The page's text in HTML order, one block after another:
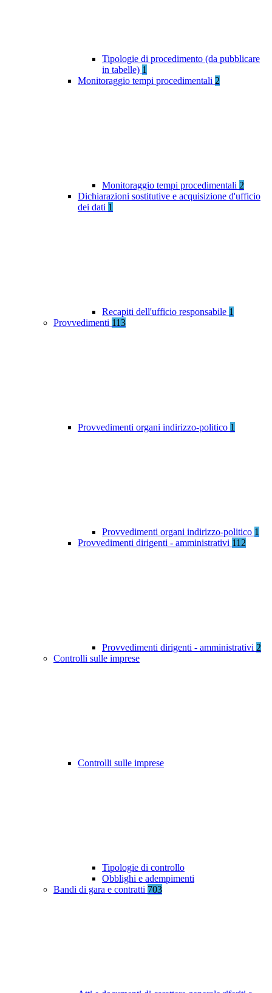
Tipologie di procedimento (da pubblicare
in tabelle) 1
Monitoraggio tempi procedimentali 2
Monitoraggio tempi procedimentali 2
Dichiarazioni sostitutive e acquisizione d'ufficio
dei dati 1
Recapiti dell'ufficio responsabile 1
Provvedimenti 113
Provvedimenti organi indirizzo-politico 1
Provvedimenti organi indirizzo-politico 1
Provvedimenti dirigenti - amministrativi 112
Provvedimenti dirigenti - amministrativi 2
Controlli sulle imprese
Controlli sulle imprese
Tipologie di controllo
Obblighi e adempimenti
Bandi di gara e contratti 703